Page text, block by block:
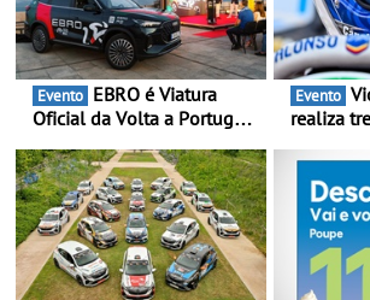
Evento
Oficial da Volta a Portugal
presença nacional ao lado
da mítica prova de ciclismo
e leva a sua gama SUV
multi-energia às estradas
de Portugal
Evento
realiza
Portugal
estreia -
decorre
6 de